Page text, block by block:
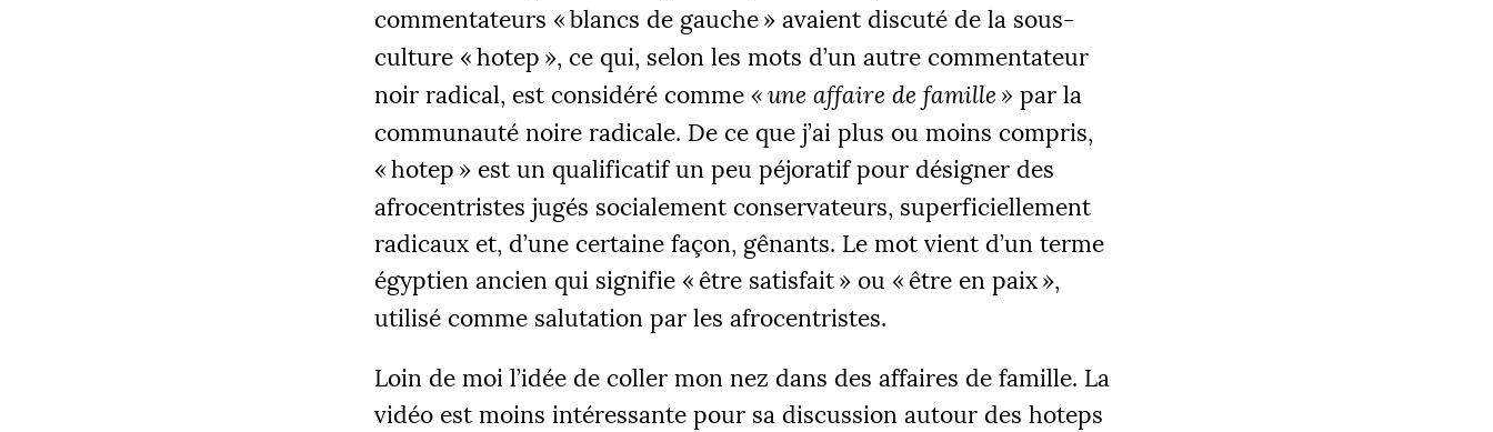
commentateurs «blancs de gauche» avaient discuté de la sous-
culture «hotep », ce qui, selon les mots d’un autre commentateur
noir radical, est considéré comme «une affaire de famille » par la
communauté noire radicale. De ce que j’ai plus ou moins compris,
«hotep » est un qualificatif un peu péjoratif pour désigner des
afrocentristes jugés socialement conservateurs, superficiellement
radicaux et, d’une certaine façon, gênants. Le mot vient d’un terme
égyptien ancien qui signifie «être satisfait» ou «être en paix»,
utilisé comme salutation par les afrocentristes.
Loin de moi l’idée de coller mon nez dans des affaires de famille. La
vidéo est moins intéressante pour sa discussion autour des hoteps
PALIER 1
5000 €
PALIER 2 PALIER 3
15000 €
FAIRE UN DON